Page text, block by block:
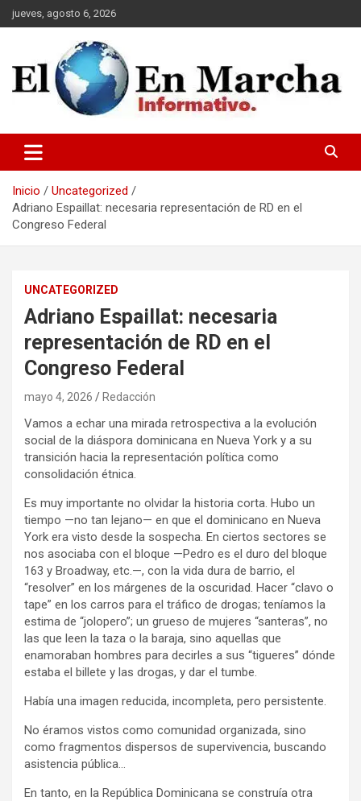
Saltar
al
jueves, agosto 6, 2026
elmundoenmarcha.net
Inicio
Uncategorized
Adriano Espaillat: necesaria representación de RD en el
Congreso Federal
UNCATEGORIZED
Adriano Espaillat: necesaria
representación de RD en el
Congreso Federal
mayo 4, 2026 Redacción
Vamos a echar una mirada retrospectiva a la evolución
social de la diáspora dominicana en Nueva York y a su
transición hacia la representación política como
consolidación étnica.
Es muy importante no olvidar la historia corta. Hubo un
tiempo —no tan lejano— en que el dominicano en Nueva
York era visto desde la sospecha. En ciertos sectores se
nos asociaba con el bloque —Pedro es el duro del bloque
163 y Broadway, etc.—, con la vida dura de barrio, el
“resolver” en los márgenes de la oscuridad. Hacer “clavo o
tape” en los carros para el tráfico de drogas; teníamos la
estima de “jolopero”; un grueso de mujeres “santeras”, no
las que leen la taza o la baraja, sino aquellas que
enamoraban hombres para decirles a sus “tigueres” dónde
estaba el billete y las drogas, y dar el tumbe.
Había una imagen reducida, incompleta, pero persistente.
No éramos vistos como comunidad organizada, sino
como fragmentos dispersos de supervivencia, buscando
asistencia pública…
En tanto, en la República Dominicana se construía otra